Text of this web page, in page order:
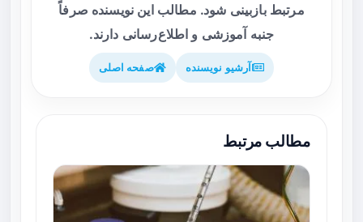
مرتبط بازبینی شود. مطالب این نویسنده صرفاً
جنبه آموزشی و اطلاع‌رسانی دارند.
آرشیو نویسنده صفحه اصلی
مطالب مرتبط